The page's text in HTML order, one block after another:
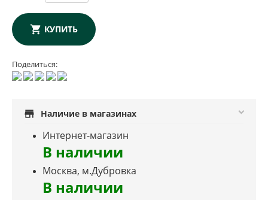
КУПИТЬ
Поделиться:
store Наличие в магазинах
Интернет-магазин
В наличии
Москва, м.Дубровка
В наличии